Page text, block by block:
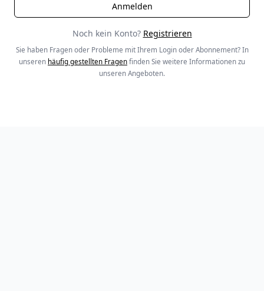
Noch kein Konto? Registrieren
Sie haben Fragen oder Probleme mit Ihrem Login oder Abonnement? In
unseren häufig gestellten Fragen finden Sie weitere Informationen zu
unseren Angeboten.